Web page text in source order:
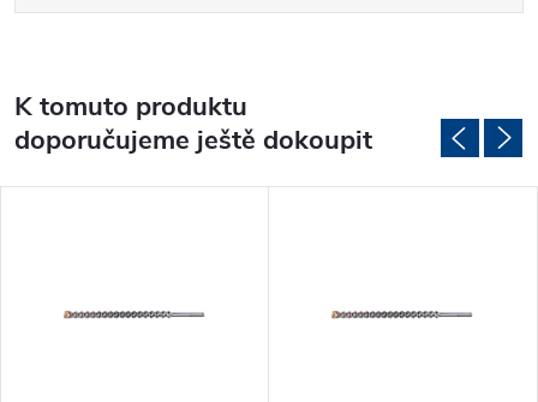
K tomuto produktu
doporučujeme ještě dokoupit